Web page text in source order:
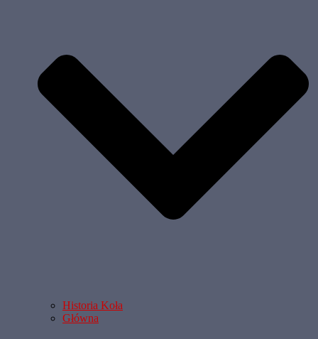
Historia Koła
Główna